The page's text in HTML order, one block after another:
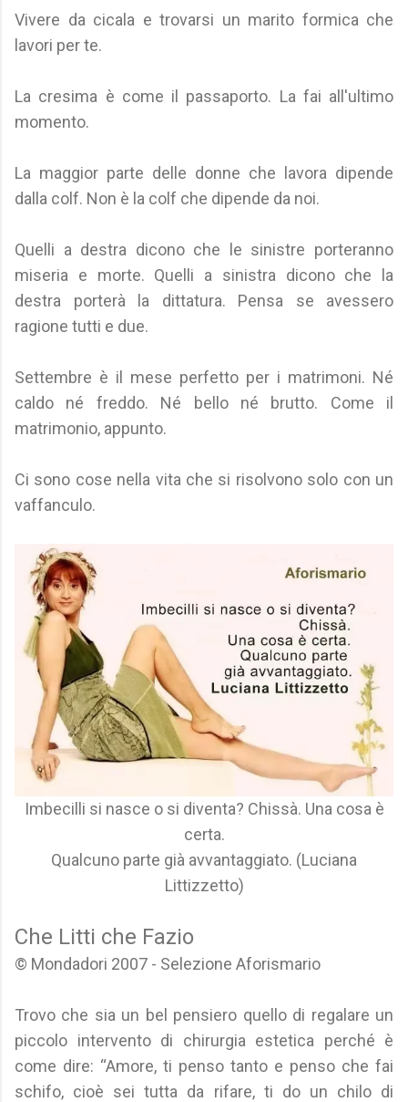
Vivere da cicala e trovarsi un marito formica che
lavori per te.
La cresima è come il passaporto. La fai all'ultimo
momento.
La maggior parte delle donne che lavora dipende
dalla colf. Non è la colf che dipende da noi.
Quelli a destra dicono che le sinistre porteranno
miseria e morte. Quelli a sinistra dicono che la
destra porterà la dittatura. Pensa se avessero
ragione tutti e due.
Settembre è il mese perfetto per i matrimoni. Né
caldo né freddo. Né bello né brutto. Come il
matrimonio, appunto.
Ci sono cose nella vita che si risolvono solo con un
vaffanculo.
Imbecilli si nasce o si diventa? Chissà. Una cosa è
certa.
Qualcuno parte già avvantaggiato. (Luciana
Littizzetto)
Che Litti che Fazio
© Mondadori 2007 - Selezione Aforismario
Trovo che sia un bel pensiero quello di regalare un
piccolo intervento di chirurgia estetica perché è
come dire: “Amore, ti penso tanto e penso che fai
schifo, cioè sei tutta da rifare, ti do un chilo di